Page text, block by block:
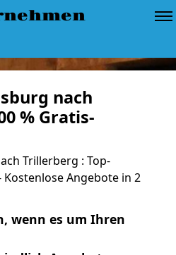
nach
% Gratis-
Trillerberg : Top-
Angebote in 2
wenn es um Ihren